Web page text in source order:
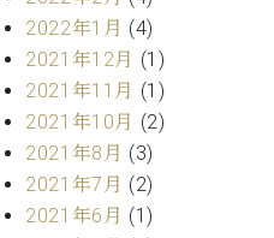
ジ
デ
ス
ア
ッ
プ
ラ
ー
ビ
ス
楽
教
室
ピ
2022年1月 (4)
2021年12月 (1)
2021年11月 (1)
2021年10月 (2)
2021年8月 (3)
2021年7月 (2)
2021年6月 (1)